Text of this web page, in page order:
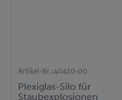
Artikel-Nr.:40410-00
Plexiglas-Silo für
Staubexplosionen